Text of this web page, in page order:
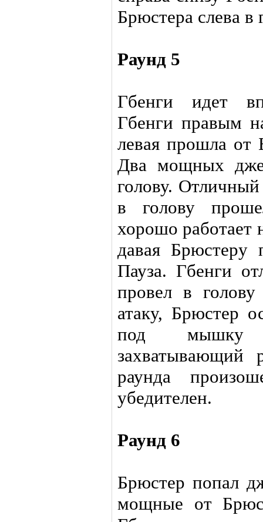
Брюстера слева в
Раунд 5
Гбенги идет
Гбенги правым
левая прошла от
Два мощных
голову.
в голову
хорошо работает
давая Брюстеру
Пауза. Гбенги
провел в
атаку, Брюстер
под мышку
захватывающий
раунда
убедителен.
Раунд 6
Брюстер попал
мощные от